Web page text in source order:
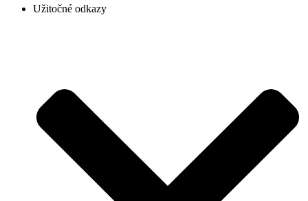
Užitočné odkazy